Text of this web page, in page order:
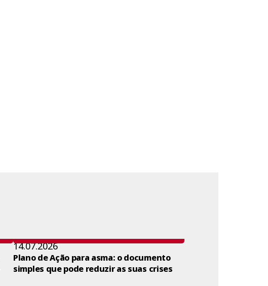
14.07.2026
Plano de Ação para asma: o documento
simples que pode reduzir as suas crises